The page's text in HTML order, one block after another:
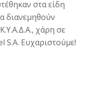
στα είδη
διανεμηθούν
χάρη σε
S.A. Ευχαριστούμε!